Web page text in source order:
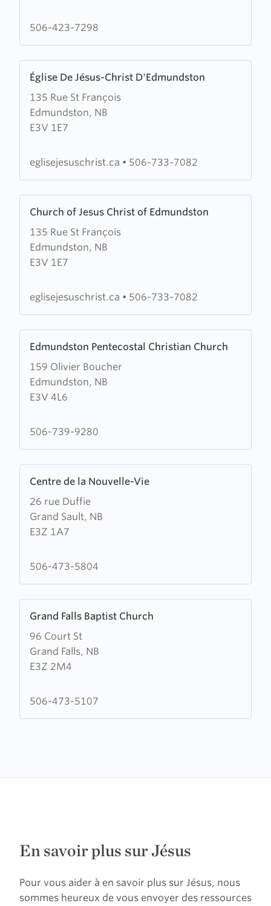
Baptist
506-423-7298
Église De Jésus-Christ D'Edmundston
135 Rue St François
Edmundston, NB
E3V 1E7
more
about
Église
De
Christ
eglisejesuschrist.ca • 506-733-7082
Church of Jesus Christ of Edmundston
135 Rue St François
Edmundston, NB
E3V 1E7
more
about
Church
Christ
eglisejesuschrist.ca • 506-733-7082
Edmundston Pentecostal Christian Church
159 Olivier Boucher
Edmundston, NB
E3V 4L6
more
about
Edmundston
Pentecostal
Church
506-739-9280
Centre de la Nouvelle-Vie
26 rue Duffie
Grand Sault, NB
E3Z 1A7
more
about
Centre
de
Nouvelle-
506-473-5804
Grand Falls Baptist Church
96 Court St
Grand Falls, NB
E3Z 2M4
more
about
Grand
Falls
Church
506-473-5107
En savoir plus sur Jésus
Pour vous aider à en savoir plus sur Jésus, nous
sommes heureux de vous envoyer des ressources